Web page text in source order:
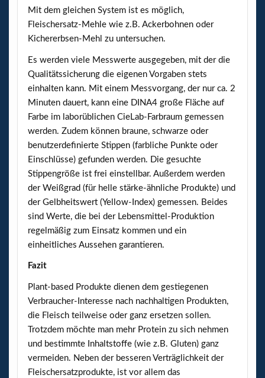
Mit dem gleichen System ist es möglich,
Fleischersatz-Mehle wie z.B. Ackerbohnen oder
Kichererbsen-Mehl zu untersuchen.
Es werden viele Messwerte ausgegeben, mit der die
Qualitätssicherung die eigenen Vorgaben stets
einhalten kann. Mit einem Messvorgang, der nur ca. 2
Minuten dauert, kann eine DINA4 große Fläche auf
Farbe im laborüblichen CieLab-Farbraum gemessen
werden. Zudem können braune, schwarze oder
benutzerdefinierte Stippen (farbliche Punkte oder
Einschlüsse) gefunden werden. Die gesuchte
Stippengröße ist frei einstellbar. Außerdem werden
der Weißgrad (für helle stärke-ähnliche Produkte) und
der Gelbheitswert (Yellow-Index) gemessen. Beides
sind Werte, die bei der Lebensmittel-Produktion
regelmäßig zum Einsatz kommen und ein
einheitliches Aussehen garantieren.
Fazit
Plant-based Produkte dienen dem gestiegenen
Verbraucher-Interesse nach nachhaltigen Produkten,
die Fleisch teilweise oder ganz ersetzen sollen.
Trotzdem möchte man mehr Protein zu sich nehmen
und bestimmte Inhaltstoffe (wie z.B. Gluten) ganz
vermeiden. Neben der besseren Verträglichkeit der
Fleischersatzprodukte, ist vor allem das